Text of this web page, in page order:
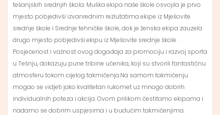
tešanjskih srednjih škola. Muška ekipa naše škole osvojila je prvo
mjesto pobjedivši izvanrednim rezlutatima ekipe iz Mješovite
srednje škole i Srednje tehničke škole, dok je ženska ekipa zauzela
drugo mjesto pobjedivši ekipu iz Mješovite srednje škole .
Posjećenost i važnost ovog događaja za promociju i razvoj sporta
u Tešnju, dokazuju pune tribine učenika, koji su stvorili fantastičnu
atmosferu tokom cijelog takmičenja.Na samom takmičenju
mogao se vidjeti jako kvalitetan rukomet uz mnogo dobrih
individualnih poteza i akcija. Ovom prilikom čestitamo ekipama i
nadamo se dobrim uspjesima i u budućim takmičenjima.